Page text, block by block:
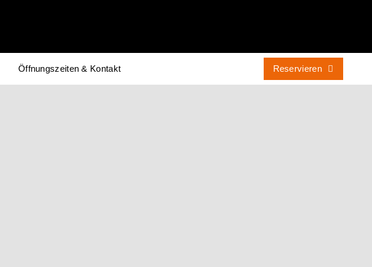
Öffnungszeiten & Kontakt Reservieren